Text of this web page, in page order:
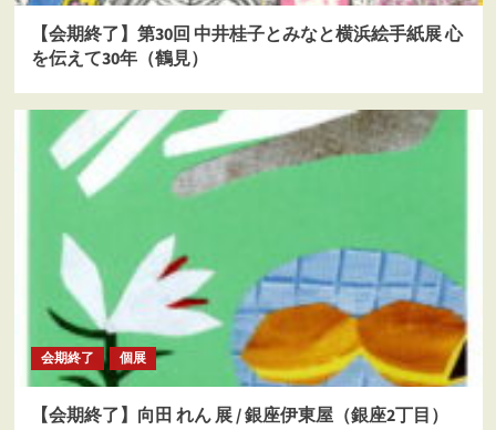
【会期終了】第30回 中井桂子とみなと横浜絵手紙展 心
を伝えて30年（鶴見）
会期終了 個展
【会期終了】向田 れん 展 / 銀座伊東屋（銀座2丁目）